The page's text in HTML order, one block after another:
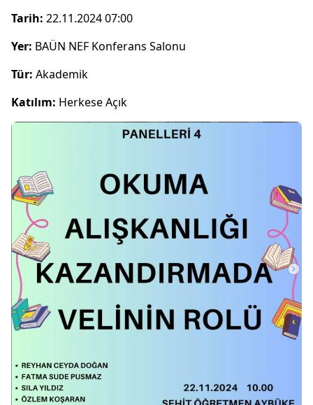
Tarih: 22.11.2024 07:00
Yer: BAÜN NEF Konferans Salonu
Tür: Akademik
Katılım: Herkese Açık